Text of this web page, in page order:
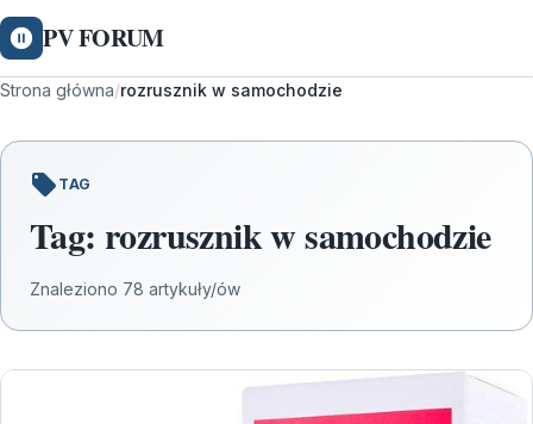
PV FORUM
Strona główna/rozrusznik w samochodzie
TAG
Tag: rozrusznik w samochodzie
Znaleziono 78 artykuły/ów